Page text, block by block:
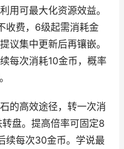
用可最大化资源效益。
收费，6级起需消耗金
议集中更新后再镶嵌。
每次消耗10金币，概率
的高效途径，转一次消
盘。提高倍率可固定8
续每次30金币。学说最